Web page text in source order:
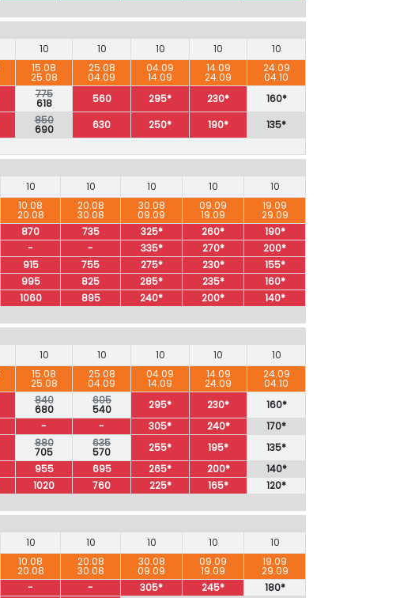
10 10 10 10
10
15.08
25.08
25.08
04.09
04.09
14.09
14.09
24.09
24.09
04.10
775
618 560 295* 230*
160*
850
690 630 250* 190*
135*
10 10 10 10
10
10.08
20.08
20.08
30.08
30.08
09.09
09.09
19.09
19.09
29.09
870 735 325* 260*
190*
- - 335* 270*
200*
915 755 275* 230*
155*
995 825 285* 235*
160*
1060 895 240* 200*
140*
10 10 10 10
10
15.08
25.08
25.08
04.09
04.09
14.09
14.09
24.09
24.09
04.10
840
680
605
540 295* 230*
160*
- - 305* 240*
170*
880
705
635
570 255* 195*
135*
955 695 265* 200*
140*
1020 760 225* 165*
120*
10 10 10 10
10
10.08
20.08
20.08
30.08
30.08
09.09
09.09
19.09
19.09
29.09
- - 305* 245*
180*